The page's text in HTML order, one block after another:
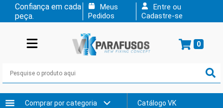
Confiança em cada
peça.
Meus
Pedidos
Entre ou
Cadastre-se
0
Comprar por categoria Catálogo VK